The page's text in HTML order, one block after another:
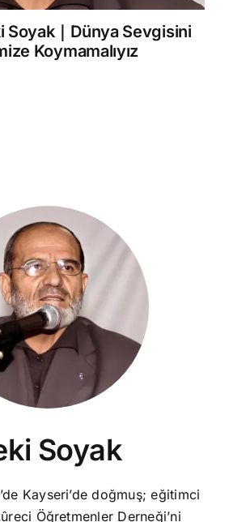
Soyak｜Dünya Sevgisini
Koymamalıyız
Soyak
Kayseri’de doğmuş; eğitimci
Öğretmenler Derneği’ni